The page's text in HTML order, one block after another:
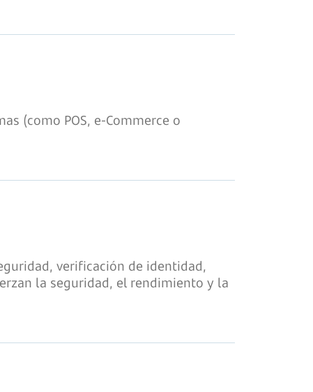
(como POS, e-Commerce o
verificación de identidad,
la seguridad, el rendimiento y la